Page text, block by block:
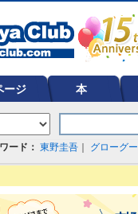
ージ 本
ード： 東野圭吾 グローグー